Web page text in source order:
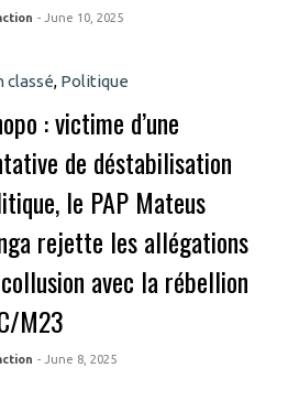
- June 10, 2025
classé, Politique
: victime d’une
de déstabilisation
le PAP Mateus
rejette les allégations
avec la rébellion
M23
- June 8, 2025